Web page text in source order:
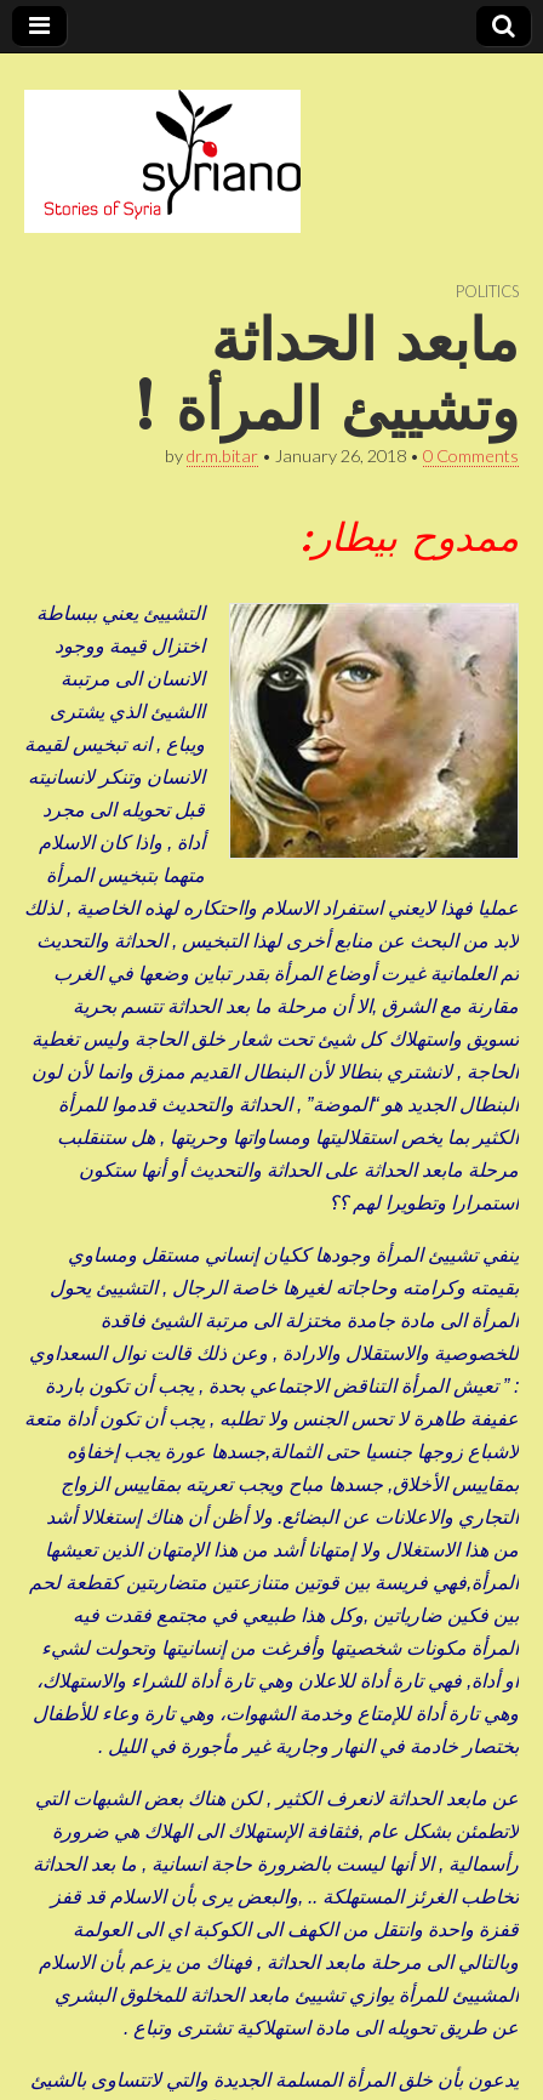
syriano POLITICS
مابعد الحداثة
وتشييئ المرأة !
bydr.m.bitar • January 26, 2018 • 0 Comments
ممدوح بيطار:
التشييئ يعني ببساطة
اختزال قيمة ووجود
الانسان الى مرتبىة
االشيئ الذي يشترى
ويباع , انه تبخيس لقيمة
الانسان وتنكر لانسانيته
قبل تحويله الى مجرد
أداة , واذا كان الاسلام
متهما بتبخيس المرأة
عمليا فهذا لايعني استفراد الاسلام وااحتكاره لهذه الخاصية , لذلك
لابد من البحث عن منابع أخرى لهذا التبخيس , الحداثة والتحديث
ثم العلمانية غيرت أوضاع المرأة بقدر تباين وضعها في الغرب
مقارنة مع الشرق ,الا أن مرحلة ما بعد الحداثة تتسم بحرية
تسويق واستهلاك كل شيئ تحت شعار خلق الحاجة وليس تغطية
الحاجة , لانشتري بنطالا لأن البنطال القديم ممزق وانما لأن لون
البنطال الجديد هو “الموضة” , الحداثة والتحديث قدموا للمرأة
الكثير بما يخص استقلاليتها ومساواتها وحريتها , هل ستنقلبب
مرحلة مابعد الحداثة على الحداثة والتحديث أو أنها ستكون
استمرارا وتطويرا لهم ؟؟
ينفي تشييئ المرأة وجودها ككيان إنساني مستقل ومساوي
بقيمته وكرامته وحاجاته لغيرها خاصة الرجال , التشييئ يحول
المرأة الى مادة جامدة مختزلة الى مرتبة الشيئ فاقدة
للخصوصية والاستقلال والارادة , وعن ذلك قالت نوال السعداوي
: ” تعيش المرأة التناقض الاجتماعي بحدة , يجب أن تكون باردة
عفيفة طاهرة لا تحس الجنس ولا تطلبه , يجب أن تكون أداة متعة
لاشباع زوجها جنسيا حتى الثمالة,جسدها عورة يجب إخفاؤه
بمقاييس الأخلاق, جسدها مباح ويجب تعريته بمقاييس الزواج
التجاري والاعلانات عن البضائع. ولا أظن أن هناك إستغلالا أشد
من هذا الاستغلال ولا إمتهانا أشد من هذا الإمتهان الذين تعيشها
المرأة,فهي فريسة بين قوتين متنازعتين متضاربتين كقطعة لحم
بين فكين ضارياتين ,وكل هذا طبيعي في مجتمع فقدت فيه
المرأة مكونات شخصيتها وأفرغت من إنسانيتها وتحولت لشيء
أو أداة, فهي تارة أداة للاعلان وهي تارة أداة للشراء والاستهلاك،
وهي تارة أداة للإمتاع وخدمة الشهوات، وهي تارة وعاء للأطفال
بختصار خادمة في النهار وجارية غير مأجورة في الليل .
عن مابعد الحداثة لانعرف الكثير , لكن هناك بعض الشبهات التي
لاتطمئن بشكل عام ,فثقافة الإستهلاك الى الهلاك هي ضرورة
رأسمالية , الا أنها ليست بالضرورة حاجة انسانية , ما بعد الحداثة
تخاطب الغرئز المستهلكة .. ,والبعض يرى بأن الاسلام قد قفز
قفزة واحدة وانتقل من الكهف الى الكوكبة اي الى العولمة
وبالتالي الى مرحلة مابعد الحداثة , فهناك من يزعم بأن الاسلام
المشييئ للمرأة يوازي تشييئ مابعد الحداثة للمخلوق البشري
عن طريق تحويله الى مادة استهلاكية تشترى وتباع .
يدعون بأن خلق المرأة المسلمة الجديدة والتي لاتتساوى بالشيئ